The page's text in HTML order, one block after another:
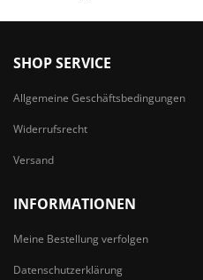
SHOP SERVICE
Allgemeine Geschäftsbedingungen
Widerrufsrecht
Versand
INFORMATIONEN
Meine Bestellung verfolgen
Datenschutzerklärung